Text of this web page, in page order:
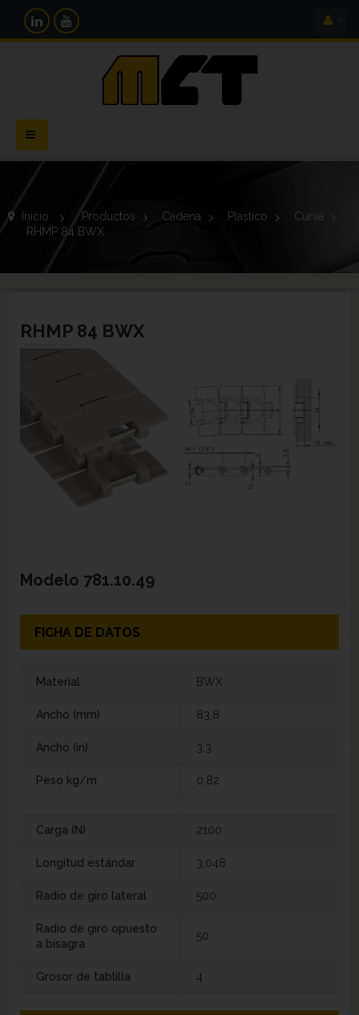
Navegación
Toggle
Inicio > Productos > Cadena > Plástico >
Curva
RHMP 84 BWX
RHMP 84 BWX
Modelo 781.10.49
FICHA DE DATOS
Material BWX
Ancho (mm) 83,8
Ancho (in) 3,3
Peso kg/m 0,82
Carga (N) 2100
Longitud estándar 3,048
Radio de giro lateral 500
Radio de giro opuesto
a bisagra
50
Grosor de tablilla 4